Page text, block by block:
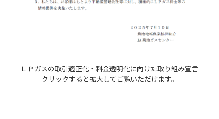
ＬＰガスの取引適正化・料金透明化に向けた取り組み宣言
クリックすると拡大してご覧いただけます。